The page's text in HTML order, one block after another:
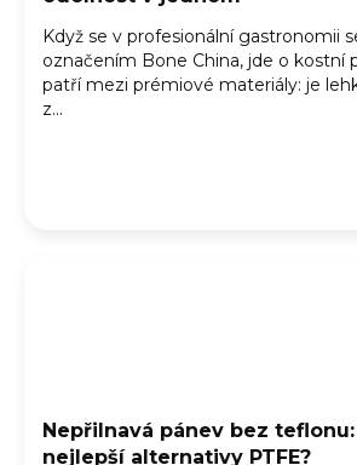
Když se v profesionální gastronomii
označením Bone China, jde o kostní
patří mezi prémiové materiály: je
z...
Nepřilnavá pánev bez
nejlepší alternativy PTFE?